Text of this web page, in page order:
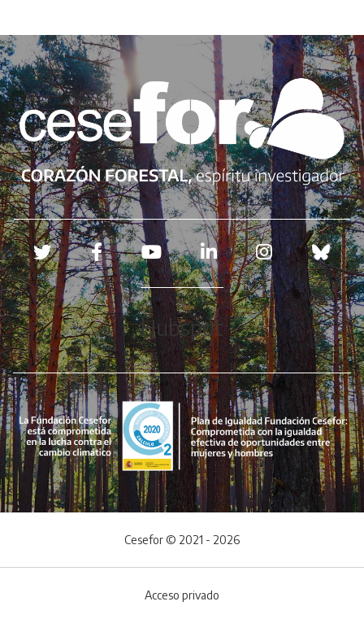
Redes sociales
Hubspot
Cesefor © 2021 - 2026
Acceso privado